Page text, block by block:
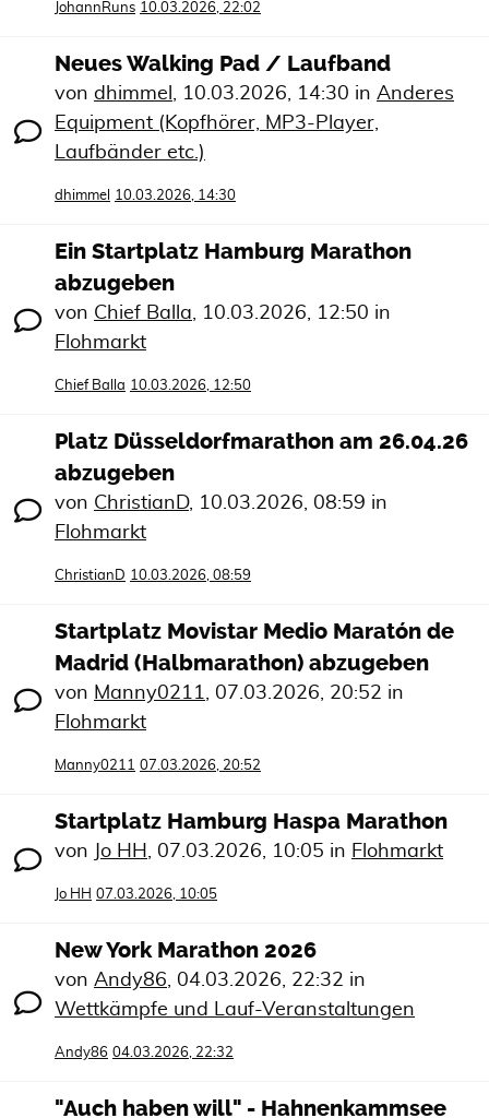
JohannRuns 10.03.2026, 22:02
Neues Walking Pad / Laufband
von dhimmel , 10.03.2026, 14:30 in Anderes
Equipment (Kopfhörer, MP3-Player,
Laufbänder etc.)
dhimmel 10.03.2026, 14:30
Ein Startplatz Hamburg Marathon
abzugeben
von Chief Balla, 10.03.2026, 12:50 in
Flohmarkt
Chief Balla 10.03.2026, 12:50
Platz Düsseldorfmarathon am 26.04.26
abzugeben
von ChristianD, 10.03.2026, 08:59 in
Flohmarkt
ChristianD 10.03.2026, 08:59
Startplatz Movistar Medio Maratón de
Madrid (Halbmarathon) abzugeben
von Manny0211, 07.03.2026, 20:52 in
Flohmarkt
Manny0211 07.03.2026, 20:52
Startplatz Hamburg Haspa Marathon
von Jo HH , 07.03.2026, 10:05 in Flohmarkt
Jo HH 07.03.2026, 10:05
New York Marathon 2026
von Andy86, 04.03.2026, 22:32 in
Wettkämpfe und Lauf-Veranstaltungen
Andy86 04.03.2026, 22:32
"Auch haben will" - Hahnenkammsee